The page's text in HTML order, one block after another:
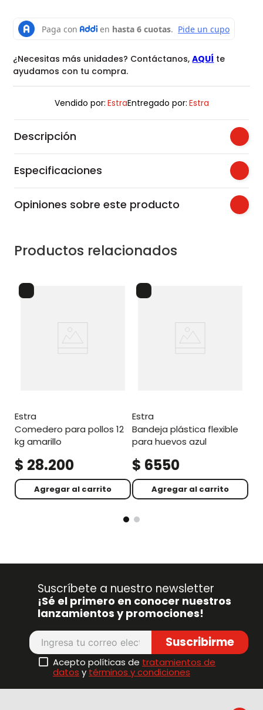
¿Necesitas más unidades? Contáctanos,AQUÍ te
ayudamos con tu compra.
Vendido por: EstraEntregado por: Estra
Descripción
Especificaciones
Opiniones sobre este producto
Productos relacionados
estra
comedero para pollos 12
kg amarillo
$ 28.200
Agregar al carrito
estra
bandeja plástica flexible
para huevos azul
$ 6550
Agregar al carrito
Suscríbete a nuestro newsletter
¡Sé el primero en conocer nuestros
lanzamientos y promociones!
Suscribirme
Acepto políticas de tratamientos de
datos y términos y condiciones